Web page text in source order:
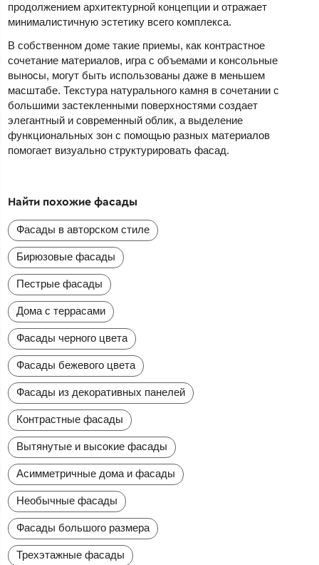
продолжением архитектурной концепции и отражает
минималистичную эстетику всего комплекса.
В собственном доме такие приемы, как контрастное
сочетание материалов, игра с объемами и консольные
выносы, могут быть использованы даже в меньшем
масштабе. Текстура натурального камня в сочетании с
большими застекленными поверхностями создает
элегантный и современный облик, а выделение
функциональных зон с помощью разных материалов
помогает визуально структурировать фасад.
Найти похожие фасады
Фасады в авторском стиле
Бирюзовые фасады
Пестрые фасады
Дома с террасами
Фасады черного цвета
Фасады бежевого цвета
Фасады из декоративных панелей
Контрастные фасады
Вытянутые и высокие фасады
Асимметричные дома и фасады
Необычные фасады
Фасады большого размера
Трехэтажные фасады